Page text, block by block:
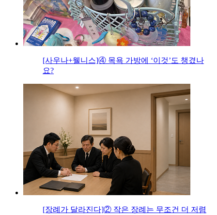
[사우나+웰니스]④ 목욕 가방에 ‘이것’도 챙겼나
요?
[장례가 달라진다]② 작은 장례는 무조건 더 저렴